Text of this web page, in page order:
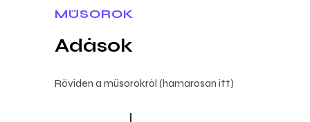
MŰSOROK
Adások
Röviden a műsorokról (hamarosan itt)